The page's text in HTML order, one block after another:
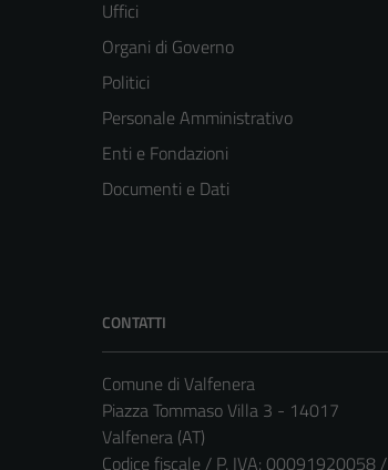
Uffici
Organi di Governo
Politici
Personale Amministrativo
Enti e Fondazioni
Documenti e Dati
CONTATTI
Comune di Valfenera
Piazza Tommaso Villa 3 - 14017
Valfenera (AT)
Codice fiscale / P. IVA: 00091920058 /